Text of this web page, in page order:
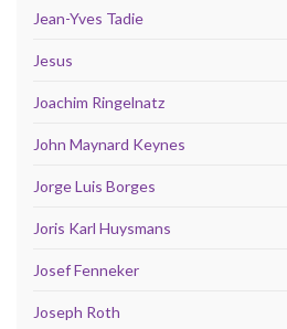
Jean-Yves Tadie
Jesus
Joachim Ringelnatz
John Maynard Keynes
Jorge Luis Borges
Joris Karl Huysmans
Josef Fenneker
Joseph Roth